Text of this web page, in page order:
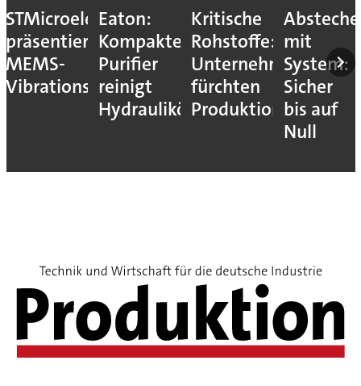
STMicroelectronics
präsentiert
MEMS-
Vibrationssensor
Eaton:
Kompakter
Purifier
reinigt
Hydrauliköle
Kritische
Rohstoffe:
Unternehmen
fürchten
Produktionsstopps
mit
System:
Sicher
bis auf
Null